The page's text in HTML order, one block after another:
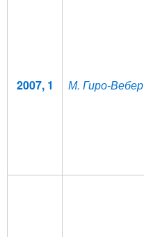
2007, 1 М. Гиро-Вебер